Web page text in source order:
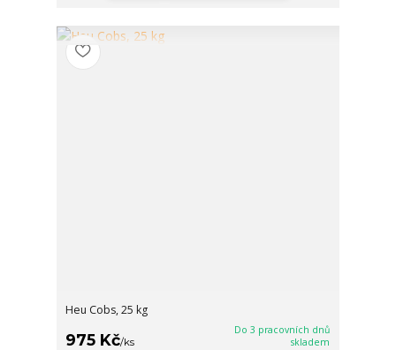
Heu Cobs, 25 kg
975 Kč/ks
Do 3 pracovních dnů
skladem